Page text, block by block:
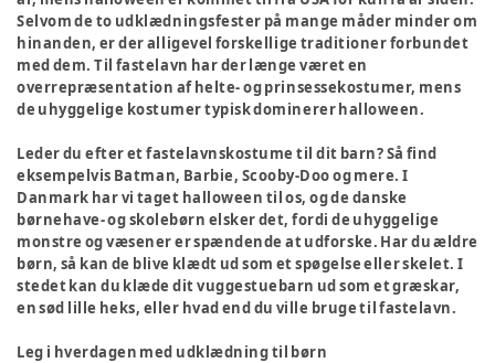
Selvom de to udklædningsfester på mange måder minder om
hinanden, er der alligevel forskellige traditioner forbundet
med dem. Til fastelavn har der længe været en
overrepræsentation af helte- og prinsessekostumer, mens
de uhyggelige kostumer typisk dominerer halloween.
Leder du efter et fastelavnskostume til dit barn? Så find
eksempelvis Batman, Barbie, Scooby-Doo og mere. I
Danmark har vi taget halloween til os, og de danske
børnehave- og skolebørn elsker det, fordi de uhyggelige
monstre og væsener er spændende at udforske. Har du ældre
børn, så kan de blive klædt ud som et spøgelse eller skelet. I
stedet kan du klæde dit vuggestuebarn ud som et græskar,
en sød lille heks, eller hvad end du ville bruge til fastelavn.
Leg i hverdagen med udklædning til børn